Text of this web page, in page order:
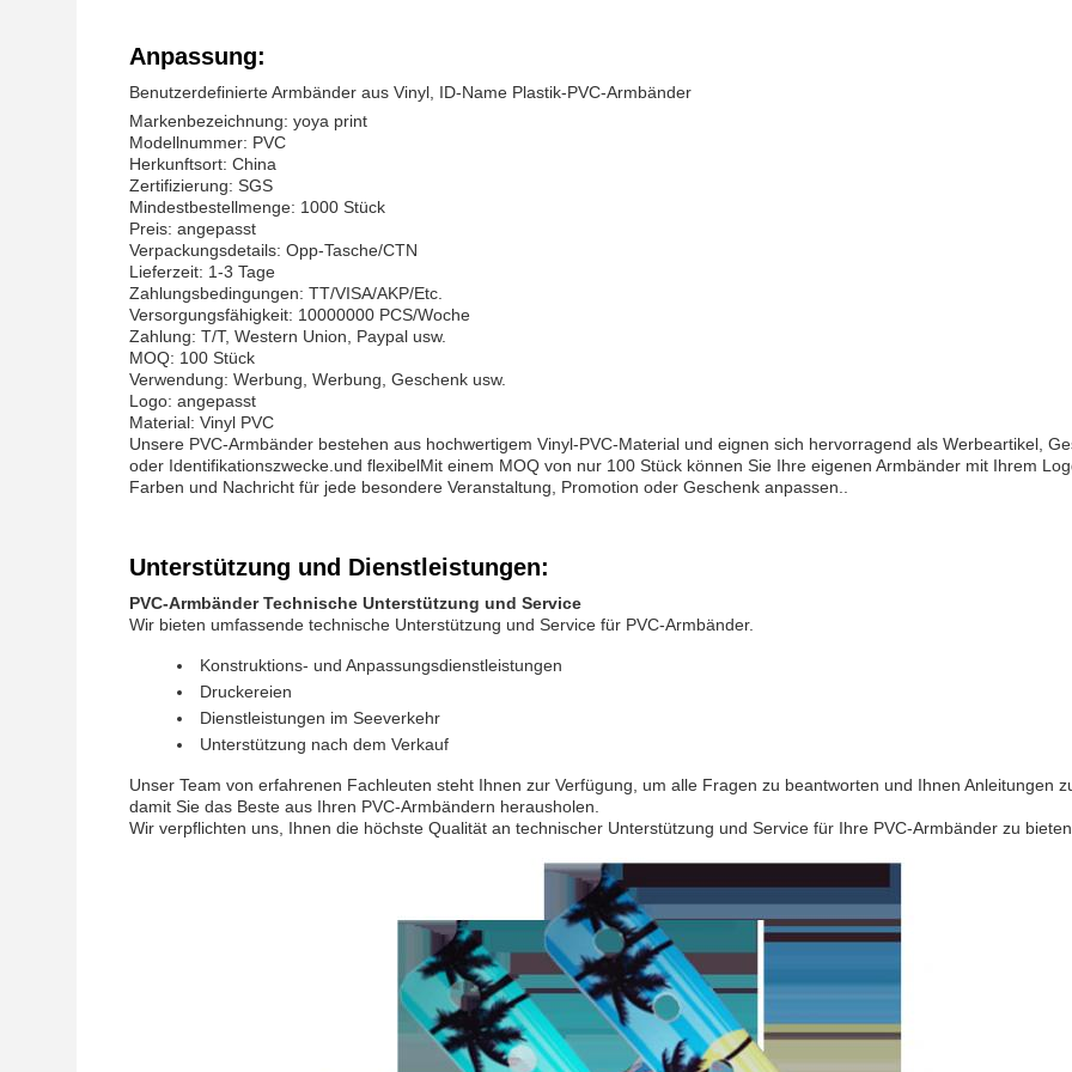
Anpassung:
Benutzerdefinierte Armbänder aus Vinyl, ID-Name Plastik-PVC-Armbänder
Markenbezeichnung: yoya print
Modellnummer: PVC
Herkunftsort: China
Zertifizierung: SGS
Mindestbestellmenge: 1000 Stück
Preis: angepasst
Verpackungsdetails: Opp-Tasche/CTN
Lieferzeit: 1-3 Tage
Zahlungsbedingungen: TT/VISA/AKP/Etc.
Versorgungsfähigkeit: 10000000 PCS/Woche
Zahlung: T/T, Western Union, Paypal usw.
MOQ: 100 Stück
Verwendung: Werbung, Werbung, Geschenk usw.
Logo: angepasst
Material: Vinyl PVC
Unsere PVC-Armbänder bestehen aus hochwertigem Vinyl-PVC-Material und eignen sich hervorragend als Werbeartikel,
oder Identifikationszwecke.und flexibelMit einem MOQ von nur 100 Stück können Sie Ihre eigenen Armbänder mit Ihrem
Farben und Nachricht für jede besondere Veranstaltung, Promotion oder Geschenk anpassen..
Unterstützung und Dienstleistungen:
PVC-Armbänder Technische Unterstützung und Service
Wir bieten umfassende technische Unterstützung und Service für PVC-Armbänder.
Konstruktions- und Anpassungsdienstleistungen
Druckereien
Dienstleistungen im Seeverkehr
Unterstützung nach dem Verkauf
Unser Team von erfahrenen Fachleuten steht Ihnen zur Verfügung, um alle Fragen zu beantworten und Ihnen Anleitungen
damit Sie das Beste aus Ihren PVC-Armbändern herausholen.
Wir verpflichten uns, Ihnen die höchste Qualität an technischer Unterstützung und Service für Ihre PVC-Armbänder zu bieten.